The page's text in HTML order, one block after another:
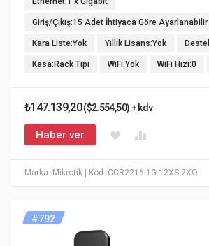
Marka: Mikrotik | Kod: CCR2216-1G-12XS-2XQ
Giriş/Çıkış:15 Adet İhtiyaca Göre Ayarlanabilir
Kara Liste:Yok Yıllık Lisans:Yok
Kasa:Rack Tipi WiFi:Yok WiFi Hızı:0
₺147.139,20($2.554,50) + kdv
Haber ver
#792